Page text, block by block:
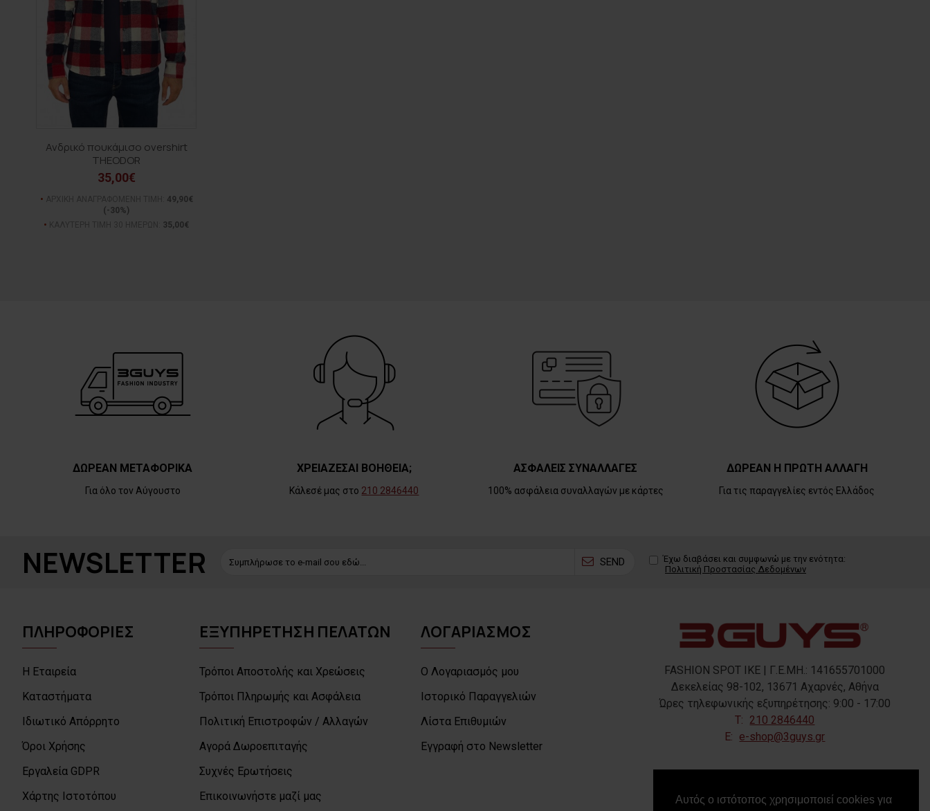
Αυτός ο ιστότοπος χρησιμοποιεί cookies για
Ανδρικό πουκάμισο overshirt
THEODOR
35,00€
49,90€
(-30%)
35,00€
ΔΩΡΕΑΝ ΜΕΤΑΦΟΡΙΚΑ
Για όλο τον Αύγουστο
ΧΡΕΙΑΖΕΣΑΙ ΒΟΗΘΕΙΑ;
Κάλεσέ μας στο 210 2846440
ΑΣΦΑΛΕΙΣ ΣΥΝΑΛΛΑΓΕΣ
100% ασφάλεια συναλλαγών με κάρτες
ΔΩΡΕΑΝ Η ΠΡΩΤΗ ΑΛΛΑΓΗ
Για τις παραγγελίες εντός Ελλάδος
NEWSLETTER SEND
Έχω διαβάσει και συμφωνώ με την ενότητα:
Πολιτική Προστασίας Δεδομένων
ΠΛΗΡΟΦΟΡΙΕΣ
Η Εταιρεία
Καταστήματα
Ιδιωτικό Απόρρητο
Όροι Χρήσης
Εργαλεία GDPR
Χάρτης Ιστοτόπου
ΕΞΥΠΗΡΕΤΗΣΗ ΠΕΛΑΤΩΝ
Τρόποι Αποστολής και Χρεώσεις
Τρόποι Πληρωμής και Ασφάλεια
Πολιτική Επιστροφών / Αλλαγών
Αγορά Δωροεπιταγής
Συχνές Ερωτήσεις
Επικοινωνήστε μαζί μας
ΛΟΓΑΡΙΑΣΜΟΣ
Ο Λογαριασμός μου
Ιστορικό Παραγγελιών
Λίστα Επιθυμιών
Εγγραφή στο Newsletter
FASHION SPOT IKE | Γ.Ε.ΜΗ.: 141655701000
Δεκελείας 98-102, 13671 Αχαρνές, Αθήνα
Ώρες τηλεφωνικής εξυπηρέτησης: 9:00 - 17:00
T: 210 2846440
E: e-shop@3guys.gr